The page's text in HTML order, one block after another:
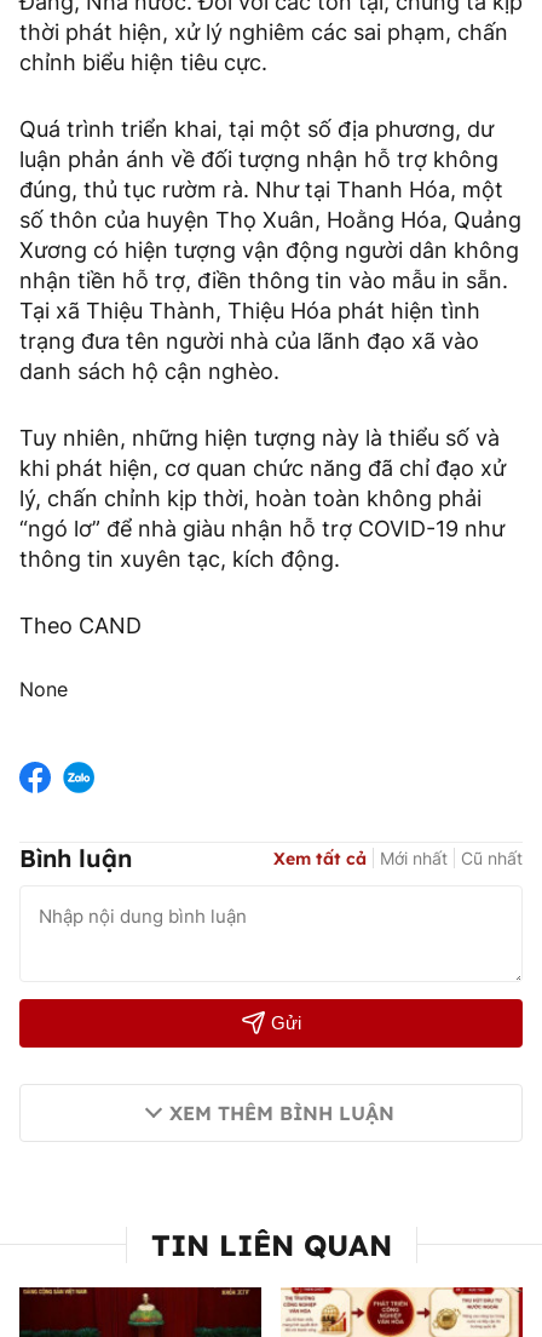
thời phát hiện, xử lý nghiêm các sai phạm, chấn
chỉnh biểu hiện tiêu cực.
Quá trình triển khai, tại một số địa phương, dư
luận phản ánh về đối tượng nhận hỗ trợ không
đúng, thủ tục rườm rà. Như tại Thanh Hóa, một
số thôn của huyện Thọ Xuân, Hoằng Hóa, Quảng
Xương có hiện tượng vận động người dân không
nhận tiền hỗ trợ, điền thông tin vào mẫu in sẵn.
Tại xã Thiệu Thành, Thiệu Hóa phát hiện tình
trạng đưa tên người nhà của lãnh đạo xã vào
danh sách hộ cận nghèo.
Tuy nhiên, những hiện tượng này là thiểu số và
khi phát hiện, cơ quan chức năng đã chỉ đạo xử
lý, chấn chỉnh kịp thời, hoàn toàn không phải
“ngó lơ” để nhà giàu nhận hỗ trợ COVID-19 như
thông tin xuyên tạc, kích động.
Theo CAND
None
Bình luận Xem tất cả Mới nhất Cũ nhất
Gửi
XEM THÊM BÌNH LUẬN
TIN LIÊN QUAN